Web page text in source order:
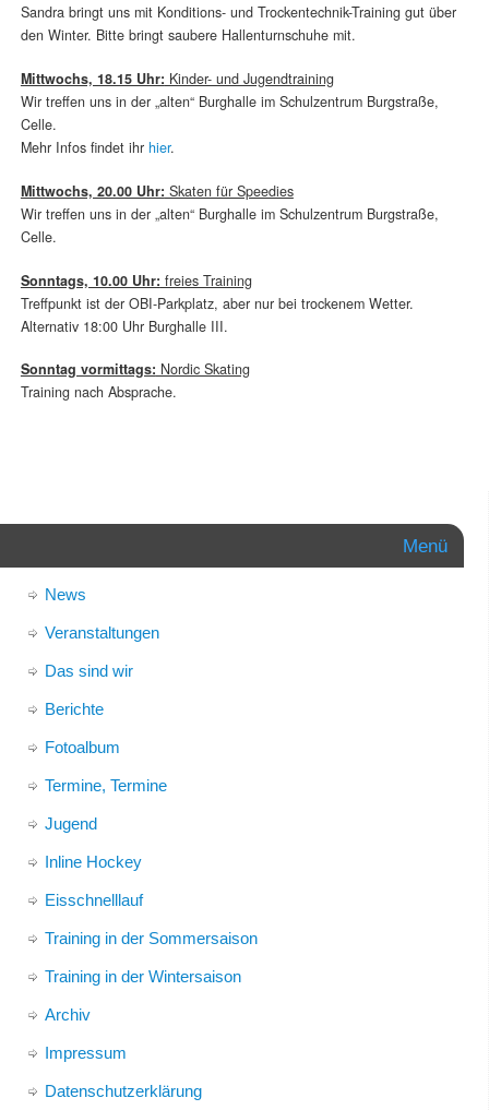
Sandra bringt uns mit Konditions- und Trockentechnik-Training gut über
den Winter. Bitte bringt saubere Hallenturnschuhe mit.
Mittwochs, 18.15 Uhr: Kinder- und Jugendtraining
Wir treffen uns in der „alten“ Burghalle im Schulzentrum Burgstraße,
Celle.
Mehr Infos findet ihr hier.
Mittwochs, 20.00 Uhr: Skaten für Speedies
Wir treffen uns in der „alten“ Burghalle im Schulzentrum Burgstraße,
Celle.
Sonntags, 10.00 Uhr: freies Training
Treffpunkt ist der OBI-Parkplatz, aber nur bei trockenem Wetter.
Alternativ 18:00 Uhr Burghalle III.
Sonntag vormittags: Nordic Skating
Training nach Absprache.
Menü
News
Veranstaltungen
Das sind wir
Berichte
Fotoalbum
Termine, Termine
Jugend
Inline Hockey
Eisschnelllauf
Training in der Sommersaison
Training in der Wintersaison
Archiv
Impressum
Datenschutzerklärung